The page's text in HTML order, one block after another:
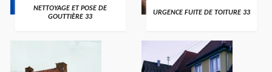
NETTOYAGE ET POSE DE
GOUTTIÈRE 33
URGENCE FUITE DE TOITURE 33